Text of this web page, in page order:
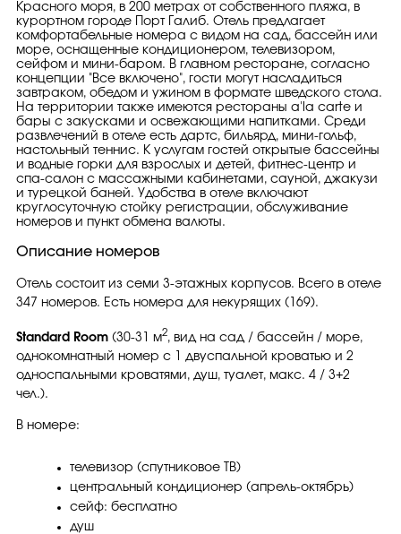
Красного моря, в 200 метрах от собственного пляжа, в
курортном городе Порт Галиб. Отель предлагает
комфортабельные номера с видом на сад, бассейн или
море, оснащенные кондиционером, телевизором,
сейфом и мини-баром. В главном ресторане, согласно
концепции "Все включено", гости могут насладиться
завтраком, обедом и ужином в формате шведского стола.
На территории также имеются рестораны a'la carte и
бары с закусками и освежающими напитками. Среди
развлечений в отеле есть дартс, бильярд, мини-гольф,
настольный теннис. К услугам гостей открытые бассейны
и водные горки для взрослых и детей, фитнес-центр и
спа-салон с массажными кабинетами, сауной, джакузи
и турецкой баней. Удобства в отеле включают
круглосуточную стойку регистрации, обслуживание
номеров и пункт обмена валюты.
Описание номеров
Отель состоит из семи 3-этажных корпусов. Всего в отеле
347 номеров. Есть номера для некурящих (169).
Standard Room (30-31 м2, вид на сад / бассейн / море,
однокомнатный номер с 1 двуспальной кроватью и 2
односпальными кроватями, душ, туалет, макс. 4 / 3+2
чел.).
В номере:
телевизор (спутниковое ТВ)
центральный кондиционер (апрель-октябрь)
сейф: бесплатно
душ